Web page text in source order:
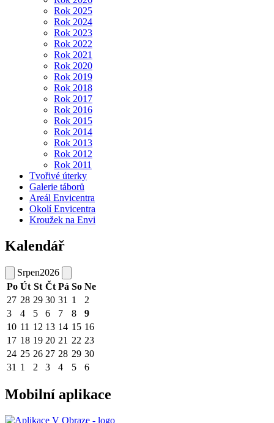
Rok 2025
Rok 2024
Rok 2023
Rok 2022
Rok 2021
Rok 2020
Rok 2019
Rok 2018
Rok 2017
Rok 2016
Rok 2015
Rok 2014
Rok 2013
Rok 2012
Rok 2011
Tvořivé úterky
Galerie táborů
Areál Envicentra
Okolí Envicentra
Kroužek na Envi
Kalendář
Srpen2026
Po Út St Čt Pá So Ne
27 28 29 30 31 1
2
3
4 5 6 7 8
9
10 11 12 13 14 15 16
17 18 19 20 21 22 23
24 25 26 27 28 29 30
31 1 2 3 4 5 6
Mobilní aplikace